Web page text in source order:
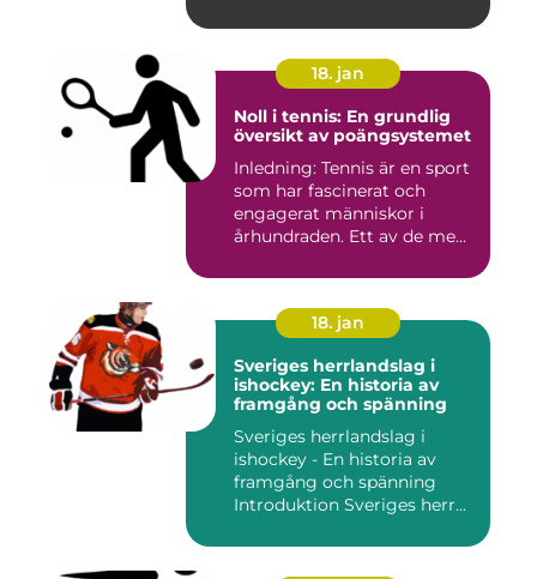
18. jan
Noll i tennis: En grundlig
översikt av poängsystemet
Inledning: Tennis är en sport
som har fascinerat och
engagerat människor i
århundraden. Ett av de me...
18. jan
Sveriges herrlandslag i
ishockey: En historia av
framgång och spänning
Sveriges herrlandslag i
ishockey - En historia av
framgång och spänning
Introduktion Sveriges herr...